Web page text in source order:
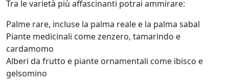
Tra le varietà più affascinanti potrai ammirare:
Palme rare, incluse la palma reale e la palma sabal
Piante medicinali come zenzero, tamarindo e
cardamomo
Alberi da frutto e piante ornamentali come ibisco e
gelsomino